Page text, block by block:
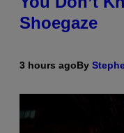
Shoegaze
3 hours agoBy